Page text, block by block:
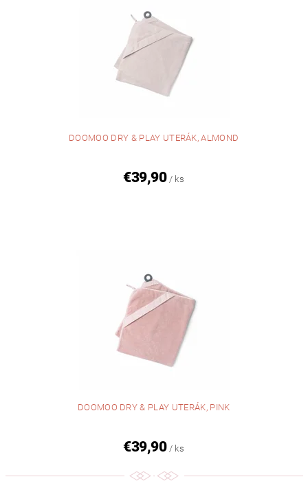
DOOMOO DRY & PLAY UTERÁK, ALMOND
€39,90 / ks
DOOMOO DRY & PLAY UTERÁK, PINK
€39,90 / ks